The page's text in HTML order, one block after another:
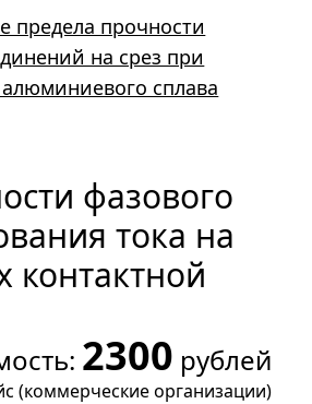
предела прочности
на срез при
сплава
фазового
тока на
2300 рублей
(коммерческие организации)